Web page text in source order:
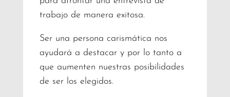
trabajo de manera exitosa.
Ser una persona carismática nos
ayudará a destacar y por lo tanto a
que aumenten nuestras posibilidades
de ser los elegidos.